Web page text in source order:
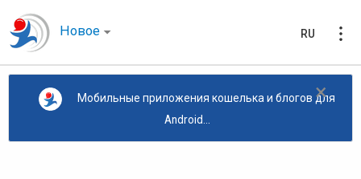
Новое RU
×
Мобильные приложения кошелька и блогов для
Android...